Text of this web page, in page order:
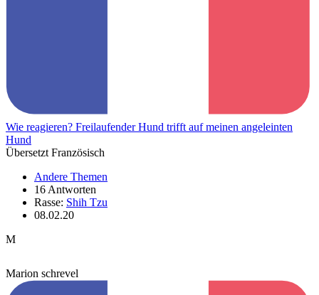
Wie reagieren? Freilaufender Hund trifft auf meinen angeleinten
Hund
Übersetzt Französisch
Andere Themen
16 Antworten
Rasse: Shih Tzu
08.02.20
M
Marion schrevel